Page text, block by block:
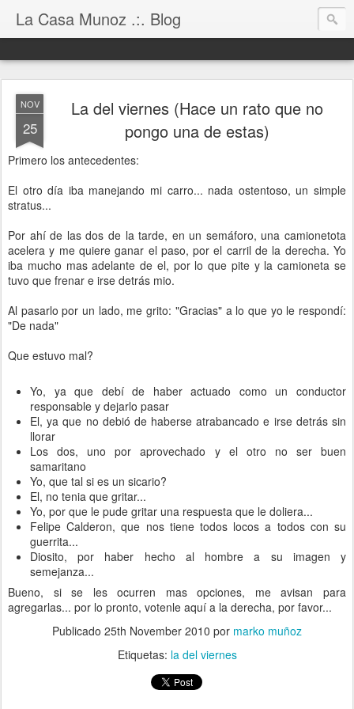
La Casa Munoz .:. Blog
NOV
25
La del viernes (Hace un rato que no
pongo una de estas)
Primero los antecedentes:
El otro día iba manejando mi carro... nada ostentoso, un simple
stratus...
Por ahí de las dos de la tarde, en un semáforo, una camionetota
acelera y me quiere ganar el paso, por el carril de la derecha. Yo
iba mucho mas adelante de el, por lo que pite y la camioneta se
tuvo que frenar e irse detrás mio.
Al pasarlo por un lado, me grito: "Gracias" a lo que yo le respondí:
"De nada"
Que estuvo mal?
Yo, ya que debí de haber actuado como un conductor
responsable y dejarlo pasar
El, ya que no debió de haberse atrabancado e irse detrás sin
llorar
Los dos, uno por aprovechado y el otro no ser buen
samaritano
Yo, que tal si es un sicario?
El, no tenia que gritar...
Yo, por que le pude gritar una respuesta que le doliera...
Felipe Calderon, que nos tiene todos locos a todos con su
guerrita...
Diosito, por haber hecho al hombre a su imagen y
semejanza...
Bueno, si se les ocurren mas opciones, me avisan para
agregarlas... por lo pronto, votenle aquí a la derecha, por favor...
Publicado 25th November 2010 por marko muñoz
Etiquetas: la del viernes